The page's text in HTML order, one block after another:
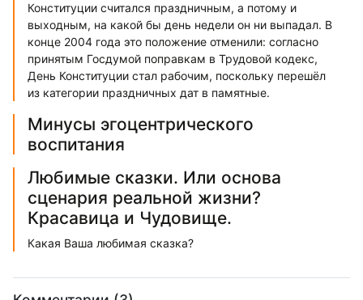
Конституции считался праздничным, а потому и
выходным, на какой бы день недели он ни выпадал. В
конце 2004 года это положение отменили: согласно
принятым Госдумой поправкам в Трудовой кодекс,
День Конституции стал рабочим, поскольку перешёл
из категории праздничных дат в памятные.
Минусы эгоцентрического
воспитания
Любимые сказки. Или основа
сценария реальной жизни?
Красавица и Чудовище.
Какая Ваша любимая сказка?